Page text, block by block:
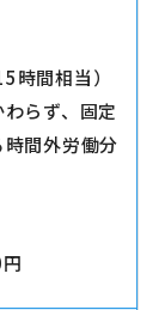
間相当）
らず、固定
間外労働分